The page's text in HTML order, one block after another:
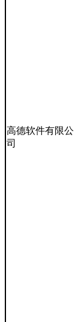
高德软件有限公
司